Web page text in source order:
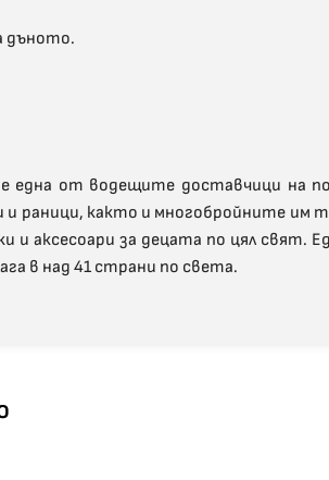
дъното.
една от водещите доставчици на
и раници, както и многобройните им
аксесоари за децата по цял свят.
в над 41 страни по света.